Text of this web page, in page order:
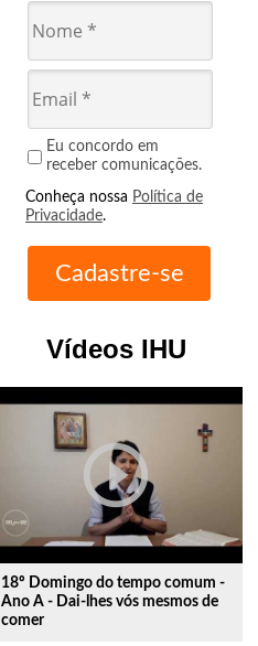
Eu concordo em
receber comunicações.
Conheça nossa Política de
Privacidade.
Vídeos IHU
play_circle_outline
18º Domingo do tempo comum -
Ano A - Dai-lhes vós mesmos de
comer